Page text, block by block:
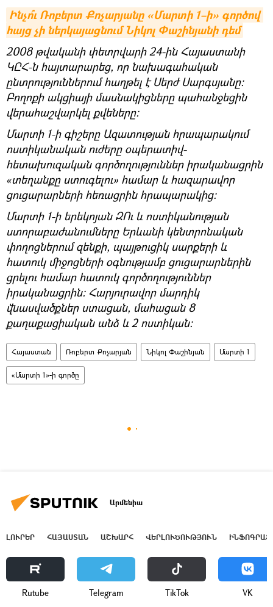
Ինչո՞ւ Ռոբերտ Քոչարյանը «Մարտի 1–ի» գործով
հայց չի ներկայացնում Նիկոլ Փաշինյանի դեմ
2008 թվականի փետրվարի 24-ին Հայաստանի
ԿԸՀ-ն հայտարարեց, որ նախագահական
ընտրություններում հաղթել է Սերժ Սարգսյանը։
Բողոքի ակցիայի մասնակիցները պահանջեցին
վերահաշվարկել քվեները։
Մարտի 1-ի գիշերը Ազատության հրապարակում
ոստիկանական ուժերը օպերատիվ-
հետախուզական գործողություններ իրականացրին
«տեղանքը ստուգելու» համար և հազարավոր
ցուցարարների հեռացրին հրապարակից։
Մարտի 1-ի երեկոյան ԶՈւ և ոստիկանության
ստորաբաժանումները Երևանի կենտրոնական
փողոցներում զենքի, պայթուցիկ սարքերի և
հատուկ միջոցների օգնությամբ ցուցարարներին
ցրելու համար հատուկ գործողություններ
իրականացրին։ Հարյուրավոր մարդիկ
վնասվածքներ ստացան, մահացան 8
քաղաքացիական անձ և 2 ոստիկան։
Հայաստան Ռոբերտ Քոչարյան Նիկոլ Փաշինյան Մարտի 1
«Մարտի 1»-ի գործը
Արմենիա
ԼՈՒՐԵՐ ՀԱՅԱՍՏԱՆ ԱՇԽԱՐՀ ՎԵՐԼՈՒԾՈՒԹՅՈՒՆ
Rutube Telegram ТikТоk VK